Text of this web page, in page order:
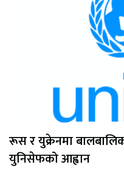
रूस र युक्रेनमा
युनिसेफको आह्वान